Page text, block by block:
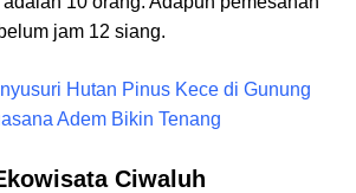
jam 12 siang.
Hutan Pinus Kece di Gunung
Adem Bikin Tenang
Ciwaluh